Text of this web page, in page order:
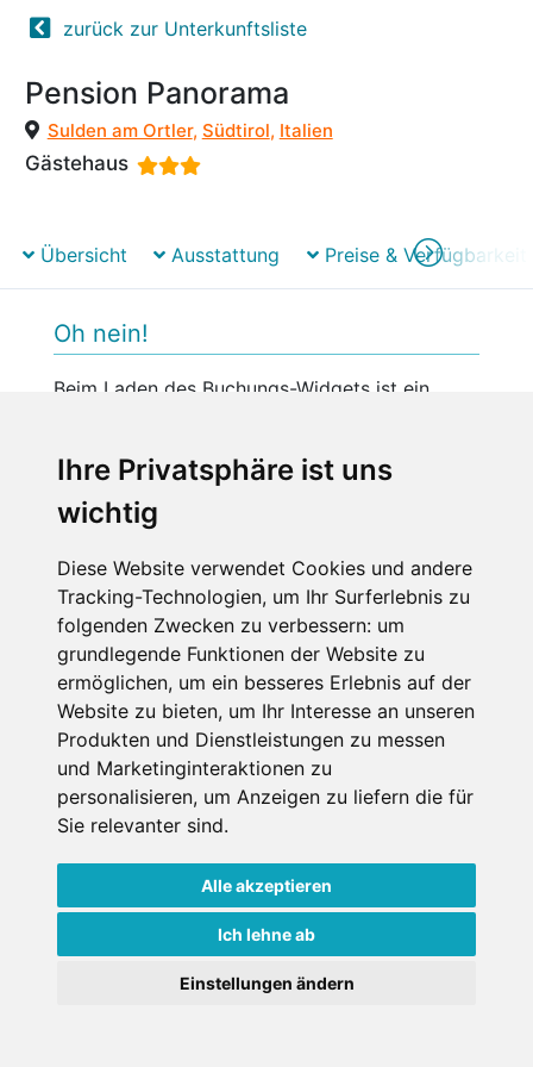
Ihre Privatsphäre ist uns
wichtig
Diese Website verwendet Cookies und andere
Tracking-Technologien, um Ihr Surferlebnis zu
folgenden Zwecken zu verbessern: um
grundlegende Funktionen der Website zu
ermöglichen, um ein besseres Erlebnis auf der
Website zu bieten, um Ihr Interesse an unseren
Produkten und Dienstleistungen zu messen
und Marketinginteraktionen zu
personalisieren, um Anzeigen zu liefern die für
Sie relevanter sind.
Alle akzeptieren
Ich lehne ab
Einstellungen ändern
zurück zur Unterkunftsliste
Pension Panorama
Sulden am Ortler, Südtirol, Italien
Gästehaus
Übersicht Ausstattung Preise & Verfügbarkeit
Oh nein!
Beim Laden des Buchungs-Widgets ist ein
Datenschutzbedingungen
Nutzungsbedingungen Impressum Kontakt
Copyright © Schneemenschen GmbH 2026